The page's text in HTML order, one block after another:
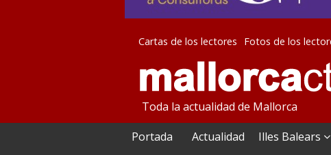
Cartas de los lectores Fotos de los
Toda la actualidad de Mallorca
Portada Actualidad Illes Balears